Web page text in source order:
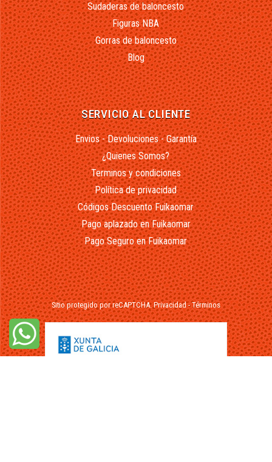
Sudaderas de baloncesto
Figuras NBA
Gorras de baloncesto
Blog
SERVICIO AL CLIENTE
Envios - Devoluciones - Garantía
¿Quienes Somos?
Terminos y condiciones
Política de privacidad
Códigos Descuento Fuikaomar
Pago aplazado en Fuikaomar
Pago Seguro en Fuikaomar
Sitio protegido por reCAPTCHA.Privacidad-Términos